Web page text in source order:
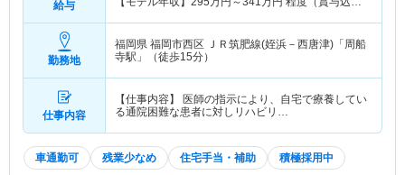
給与
勤務地
福岡県 福岡市西区 ＪＲ筑肥線(姪浜－西唐津)「周船
寺駅」（徒歩15分）
仕事内容
【仕事内容】 医師の指示により、自宅で療養してい
る通院困難な患者に対しリハビリ…
車通勤可 残業少なめ 住宅手当・補助 積極採用中